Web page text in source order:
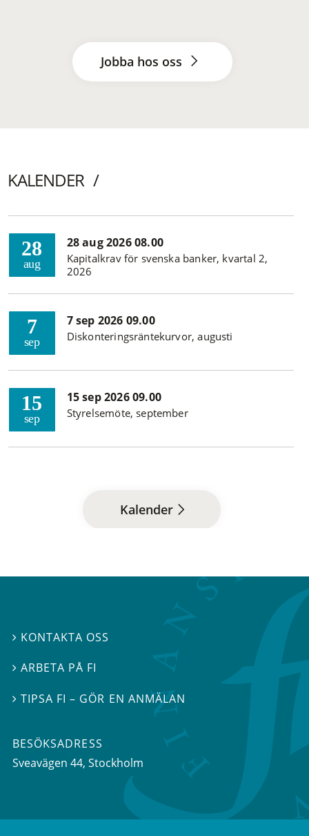
Jobba hos oss
KALENDER
28
aug
28 aug 2026 08.00
Kapitalkrav för svenska banker, kvartal 2,
2026
7
sep
7 sep 2026 09.00
Diskonteringsräntekurvor, augusti
15
sep
15 sep 2026 09.00
Styrelsemöte, september
Kalender
 KONTAKTA OSS
ARBETA PÅ FI
TIPSA FI – GÖR EN ANMÄLAN
BESÖKSADRESS
Sveavägen 44, Stockholm